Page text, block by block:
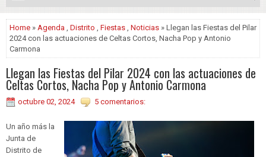
Home » Agenda , Distrito , Fiestas , Noticias » Llegan las Fiestas del Pilar
2024 con las actuaciones de Celtas Cortos, Nacha Pop y Antonio
Carmona
Llegan las Fiestas del Pilar 2024 con las actuaciones de
Celtas Cortos, Nacha Pop y Antonio Carmona
octubre 02, 2024 5 comentarios:
Un año más la
Junta de
Distrito de